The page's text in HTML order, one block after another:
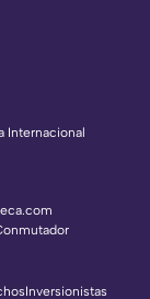
Internacional
Inversionistas